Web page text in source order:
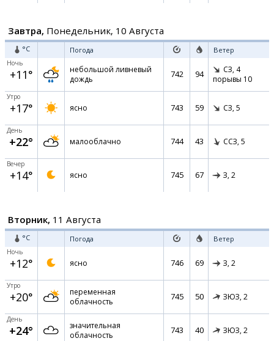
Завтра, Понедельник, 10 Августа
°C Погода Ветер
Ночь
+11°
небольшой ливневый
дождь
742 94 СЗ, 4
порывы 10
Утро
+17° ясно 743 59 СЗ, 5
День
+22° малооблачно 744 43 ССЗ, 5
Вечер
+14° ясно 745 67 З, 2
Вторник, 11 Августа
°C Погода Ветер
Ночь
+12° ясно 746 69 З, 2
Утро
+20°
переменная
облачность
745 50 ЗЮЗ, 2
День
+24°
значительная
облачность
743 40 ЗЮЗ, 2